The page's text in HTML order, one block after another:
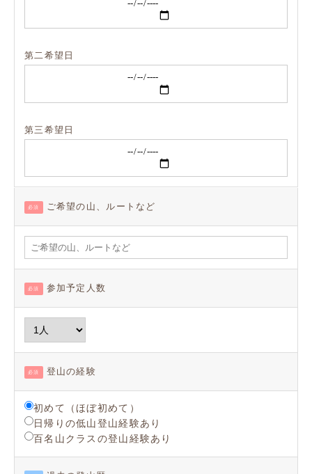
第二希望日
第三希望日
必須 ご希望の山、ルートなど
必須 参加予定人数
必須 登山の経験
初めて（ほぼ初めて）
日帰りの低山登山経験あり
百名山クラスの登山経験あり